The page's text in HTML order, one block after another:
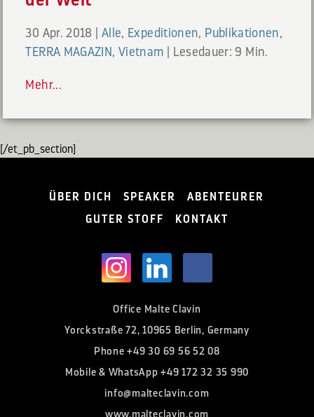
30 Apr. 2018 Alle, Expeditionen, Publikationen,
TERRA MAGAZIN, Vietnam Lesedauer: 9 Min.
Mehr...
[/et_pb_section]
ÜBER DICH SPEAKER
ABENTEURER
GUTER STOFF
KONTAKT
Office Malte Clavin
Yorckstraße 72, 10965 Berlin, Germany
Phone+49 30 69 56 52 08
Mobile & WhatsApp+49 172 32 35 990
info@malteclavin.com
www.malteclavin.com